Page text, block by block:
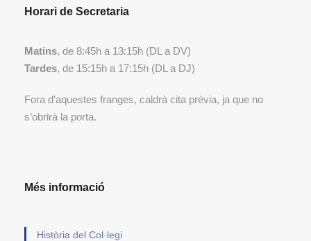
Horari de Secretaria
Matins, de 8:45h a 13:15h (DL a DV)
Tardes, de 15:15h a 17:15h (DL a DJ)
Fora d’aquestes franges, caldrà cita prèvia, ja que no
s’obrirà la porta.
Més informació
Història del Col·legi